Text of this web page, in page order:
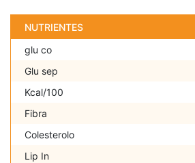
NUTRIENTES
glu co
Glu sep
Kcal/100
Fibra
Colesterolo
Lip In